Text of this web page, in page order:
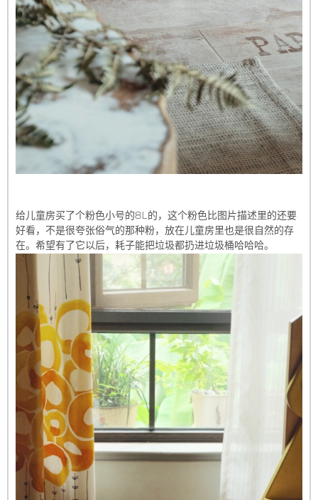
给儿童房买了个粉色小号的8L的，这个粉色比图片描述里的还要
好看，不是很夸张俗气的那种粉，放在儿童房里也是很自然的存
在。希望有了它以后，耗子能把垃圾都扔进垃圾桶哈哈哈。